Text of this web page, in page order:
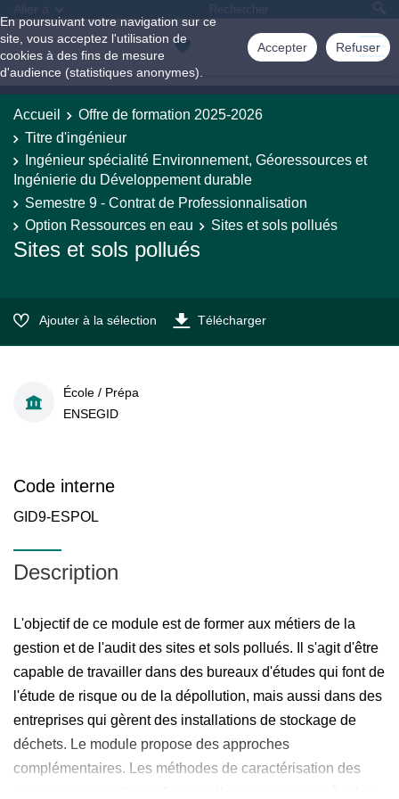
En poursuivant votre navigation sur ce
site, vous acceptez l'utilisation de
cookies à des fins de mesure
d'audience (statistiques anonymes).
Accepter Refuser
Aller à
Accueil
Offre de formation 2025-2026
Titre d'ingénieur
Ingénieur spécialité Environnement, Géoressources et
Ingénierie du Développement durable
Semestre 9 - Contrat de Professionnalisation
Option Ressources en eau
Sites et sols pollués
Sites et sols pollués
Ajouter à la sélection Télécharger
École / Prépa
ENSEGID
Code interne
GID9-ESPOL
Description
L'objectif de ce module est de former aux métiers de la
gestion et de l'audit des sites et sols pollués. Il s'agit d'être
capable de travailler dans des bureaux d'études qui font de
l'étude de risque ou de la dépollution, mais aussi dans des
entreprises qui gèrent des installations de stockage de
déchets. Le module propose des approches
complémentaires. Les méthodes de caractérisation des